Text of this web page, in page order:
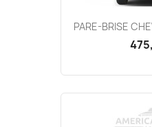
PARE-BRISE